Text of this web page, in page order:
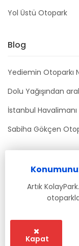
Yol Üstü Otopark
Blog
Yediemin Otoparkı
Dolu Yağışından
İstanbul
Sabiha Gökçen
Artık
Kapat